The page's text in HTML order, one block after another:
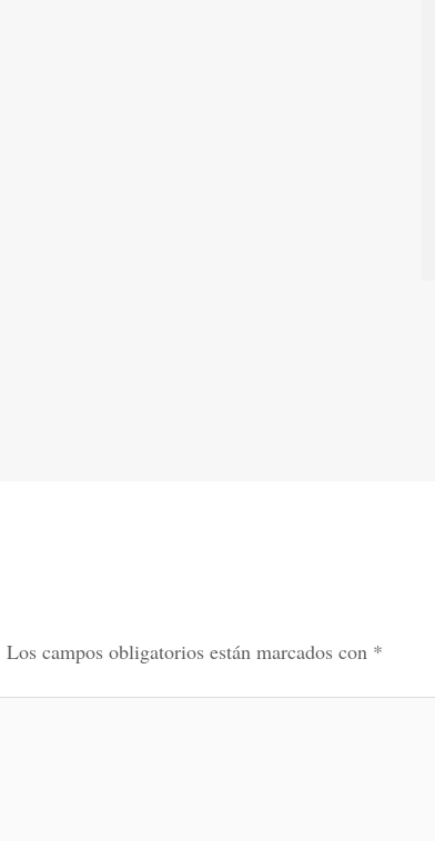
Los campos obligatorios están marcados con *